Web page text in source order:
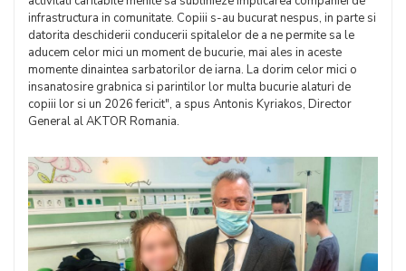
infrastructura in comunitate. Copiii s-au bucurat nespus, in parte si
datorita deschiderii conducerii spitalelor de a ne permite sa le
aducem celor mici un moment de bucurie, mai ales in aceste
momente dinaintea sarbatorilor de iarna. La dorim celor mici o
insanatosire grabnica si parintilor lor multa bucurie alaturi de
copiii lor si un 2026 fericit", a spus Antonis Kyriakos, Director
General al AKTOR Romania.